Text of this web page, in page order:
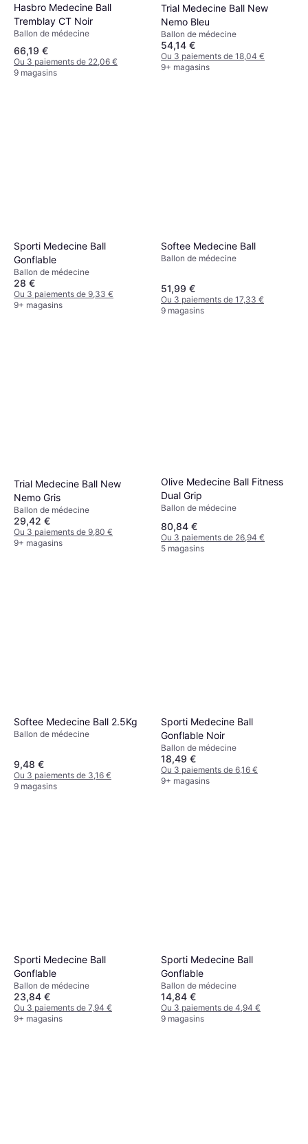
Hasbro Medecine Ball
Tremblay CT Noir
Ballon de médecine
66,19 €
Ou 3 paiements de 22,06 €
9 magasins
Trial Medecine Ball New
Nemo Bleu
Ballon de médecine
54,14 €
Ou 3 paiements de 18,04 €
9+ magasins
Sporti Medecine Ball
Gonflable
Ballon de médecine
28 €
Ou 3 paiements de 9,33 €
9+ magasins
Softee Medecine Ball
Ballon de médecine
51,99 €
Ou 3 paiements de 17,33 €
9 magasins
Trial Medecine Ball New
Nemo Gris
Ballon de médecine
29,42 €
Ou 3 paiements de 9,80 €
9+ magasins
Olive Medecine Ball Fitness
Dual Grip
Ballon de médecine
80,84 €
Ou 3 paiements de 26,94 €
5 magasins
Softee Medecine Ball 2.5Kg
Ballon de médecine
9,48 €
Ou 3 paiements de 3,16 €
9 magasins
Sporti Medecine Ball
Gonflable Noir
Ballon de médecine
18,49 €
Ou 3 paiements de 6,16 €
9+ magasins
Sporti Medecine Ball
Gonflable
Ballon de médecine
23,84 €
Ou 3 paiements de 7,94 €
9+ magasins
Sporti Medecine Ball
Gonflable
Ballon de médecine
14,84 €
Ou 3 paiements de 4,94 €
9 magasins